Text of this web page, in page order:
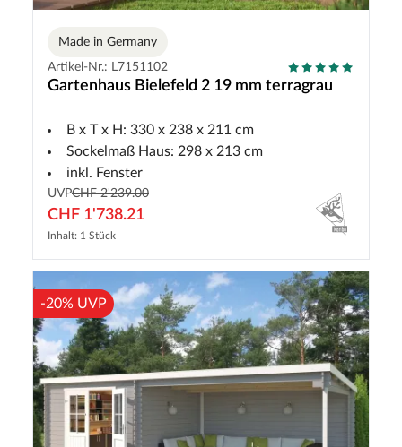
Made in Germany
Artikel-Nr.: L7151102
Gartenhaus Bielefeld 2 19 mm terragrau
B x T x H: 330 x 238 x 211 cm
Sockelmaß Haus: 298 x 213 cm
inkl. Fenster
UVPCHF 2'239.00
CHF 1'738.21
Inhalt: 1 Stück
-20% UVP